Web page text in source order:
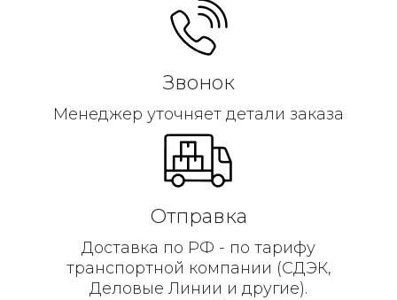
Звонок
Менеджер уточняет детали заказа
Отправка
Доставка по РФ - по тарифу
транспортной компании (СДЭК,
Деловые Линии и другие).